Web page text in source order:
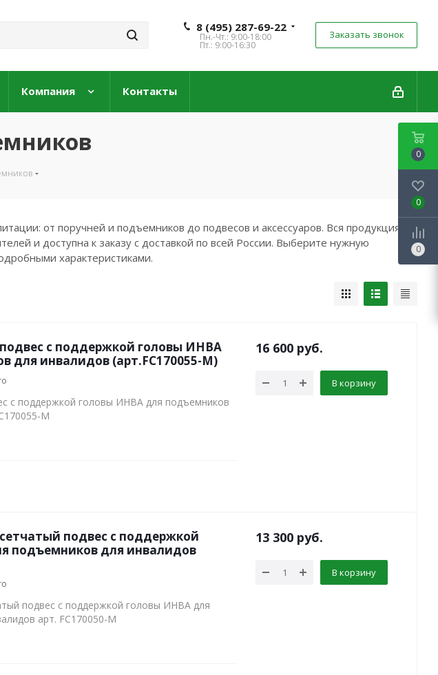
8 (495) 287-69-22
Пн.-Чт.: 9:00-18:00
Пт.: 9:00-16:30
Заказать звонок
Компания Контакты
от поручней и подъемников до подвесов и аксессуаров. Вся продукция
и доступна к заказу с доставкой по всей России. Выберите нужную
характеристиками.
с поддержкой головы ИНВА
для инвалидов (арт.FC170055-М)
с поддержкой головы ИНВА для подъемников
М
16 600 руб.
В корзину
подвес с поддержкой
подъемников для инвалидов
подвес с поддержкой головы ИНВА для
арт. FC170050-М
13 300 руб.
В корзину
0
0
0